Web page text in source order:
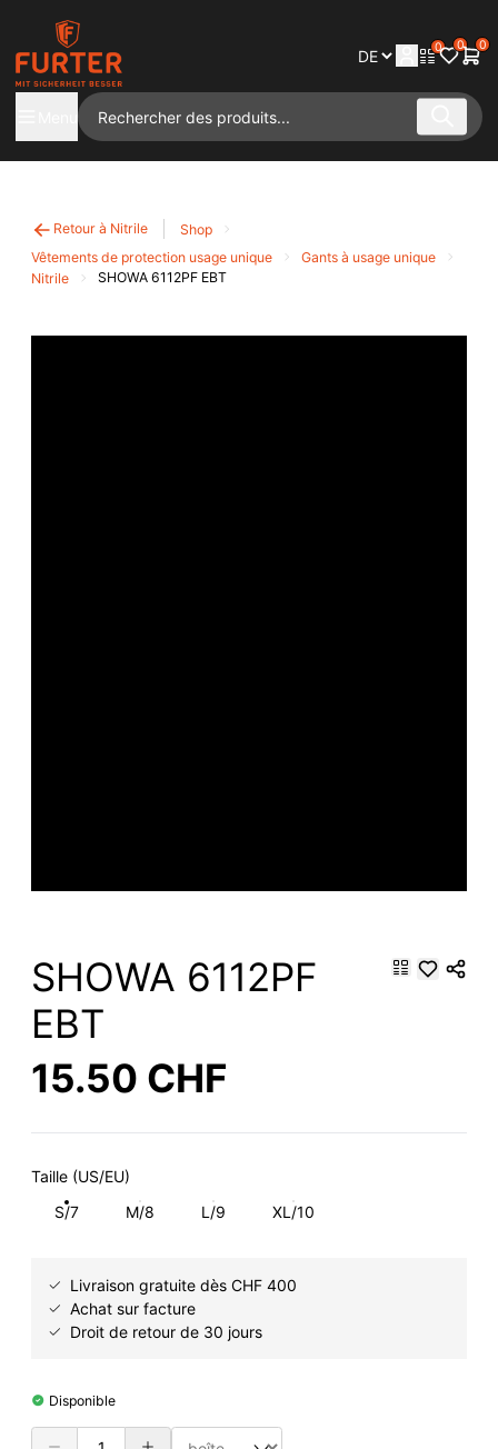
0 0 0
Retour à Nitrile
Shop
Vêtements de protection usage unique
Gants à usage unique
Nitrile
SHOWA 6112PF EBT
SHOWA 6112PF
EBT
15.50 CHF
Taille (US/EU)
S/7
M/8 L/9 XL/10
Livraison gratuite dès CHF 400
Achat sur facture
Droit de retour de 30 jours
Disponible